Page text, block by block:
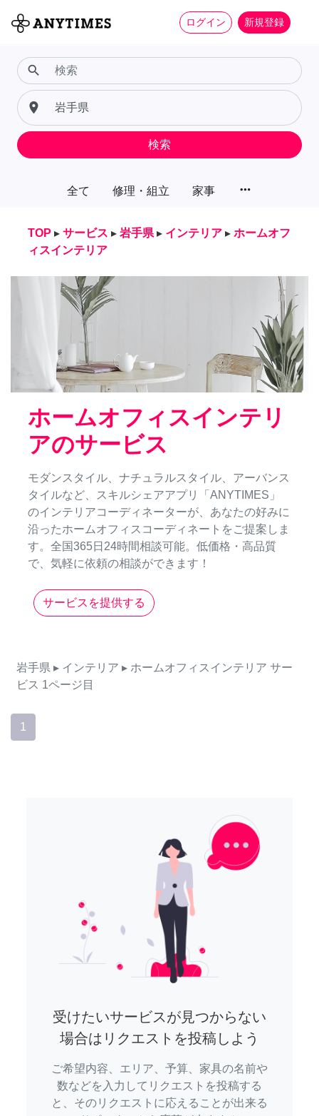
ログイン 新規登録
全て 修理・組立 家事 more_horiz
search
place
検索
TOP ▸ サービス ▸ 岩手県 ▸ インテリア ▸ ホームオフ
ィスインテリア
ホームオフィスインテリ
アのサービス
モダンスタイル、ナチュラルスタイル、アーバンス
タイルなど、スキルシェアアプリ「ANYTIMES」
のインテリアコーディネーターが、あなたの好みに
沿ったホームオフィスコーディネートをご提案しま
す。全国365日24時間相談可能。低価格・高品質
で、気軽に依頼の相談ができます！
サービスを提供する
岩手県 ▸ インテリア ▸ ホームオフィスインテリア サー
ビス 1ページ目
1
受けたいサービスが見つからない
場合はリクエストを投稿しよう
ご希望内容、エリア、予算、家具の名前や
数などを入力してリクエストを投稿する
と、そのリクエストに応えることが出来る